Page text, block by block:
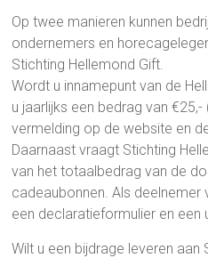
Op twee manieren kunnen
ondernemers en
Stichting Hellemond Gift.
Wordt u innamepunt van de
u jaarlijks een bedrag van
vermelding op de website en
Daarnaast vraagt Stichting
van het totaalbedrag van de
cadeaubonnen. Als deelnemer
een declaratieformulier en een
Wilt u een bijdrage leveren aan